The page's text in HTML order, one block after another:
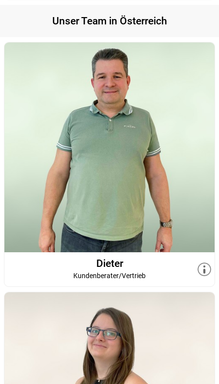
Unser Team in Österreich
Dieter
Kundenberater/Vertrieb